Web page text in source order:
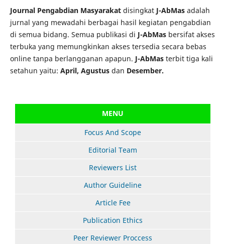
Journal Pengabdian Masyarakat disingkat J-AbMasadalah
jurnal yang mewadahi berbagai hasil kegiatan pengabdian
di semua bidang. Semua publikasi di J-AbMas bersifat akses
terbuka yang memungkinkan akses tersedia secara bebas
online tanpa berlangganan apapun. J-AbMasterbit tiga kali
setahun yaitu: April, Agustusdan Desember.
MENU
Focus And Scope
Editorial Team
Reviewers List
Author Guideline
Article Fee
Publication Ethics
Peer Reviewer Proccess